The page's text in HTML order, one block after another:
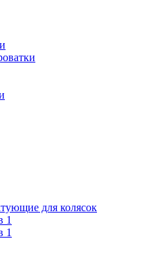
для колясок
1
1